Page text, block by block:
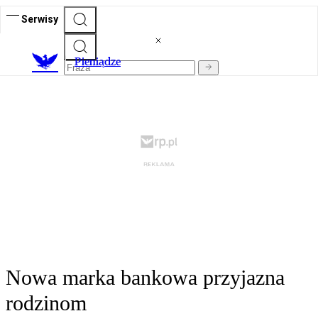
Serwisy
Pieniądze
Nowa marka bankowa przyjazna
rodzinom